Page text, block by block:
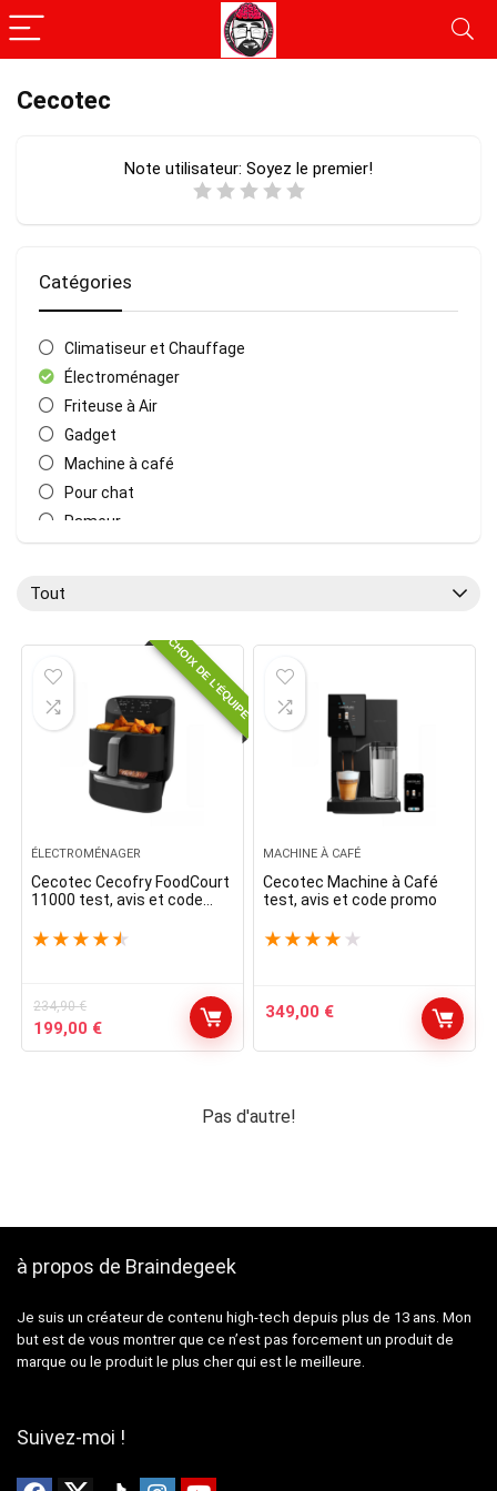
Cecotec
Note utilisateur: Soyez le premier!
Catégories
Climatiseur et Chauffage
Électroménager
Friteuse à Air
Gadget
Machine à café
Pour chat
Rameur
Tout
CHOIX DE L'ÉQUIPE
ÉLECTROMÉNAGER
Cecotec Cecofry FoodCourt
11000 test, avis et code
★ ★ ★ ★ ★
234,90€
Le
prix
199,00 €Le
prix
MACHINE À CAFÉ
Cecotec Machine à Café
test, avis et code promo
★ ★ ★ ★ ★
349,00 €
Pas d'autre!
à propos de Braindegeek
Je suis un créateur de contenu high-tech depuis plus de 13 ans. Mon
but est de vous montrer que ce n’est pas forcement un produit de
marque ou le produit le plus cher qui est le meilleure.
Suivez-moi !